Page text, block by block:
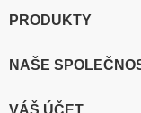
PRODUKTY
NAŠE
VÁŠ ÚČET